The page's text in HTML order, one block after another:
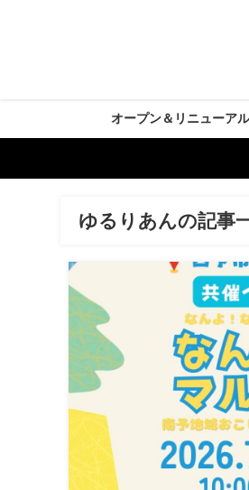
オープン＆リニューアル
ゆるりあんの記事